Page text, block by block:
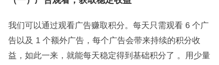
我们可以通过观看广告赚取积分。每天只需观看 6 个广
告以及 1 个额外广告，每个广告会带来持续的积分收
益，如此一来，就能每天稳定得到基础积分了 。用少量